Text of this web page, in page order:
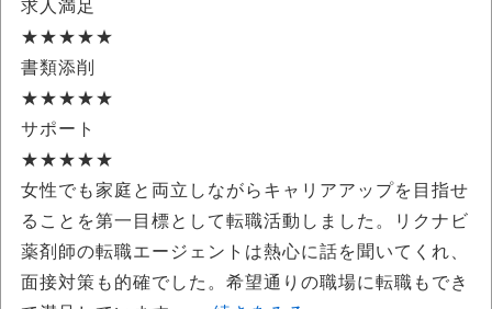
求人満足
★★★★★
書類添削
★★★★★
サポート
★★★★★
女性でも家庭と両立しながらキャリアアップを目指せ
ることを第一目標として転職活動しました。リクナビ
薬剤師の転職エージェントは熱心に話を聞いてくれ、
面接対策も的確でした。希望通りの職場に転職もでき